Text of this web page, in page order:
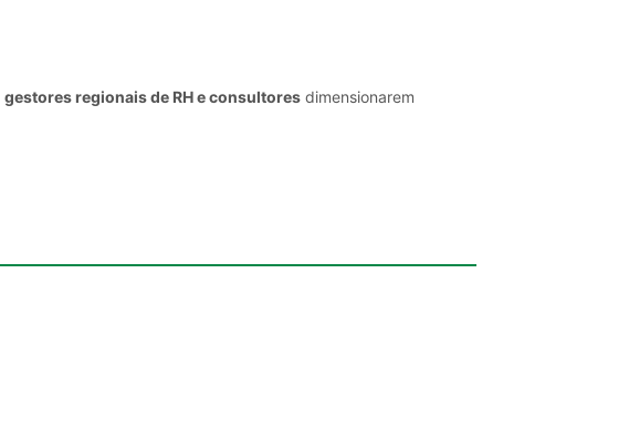
gestores regionais de RH e consultores dimensionarem